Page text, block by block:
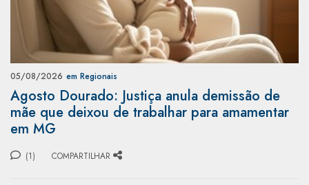
05/08/2026 em Regionais
Agosto Dourado: Justiça anula demissão de
mãe que deixou de trabalhar para amamentar
em MG
(1) COMPARTILHAR